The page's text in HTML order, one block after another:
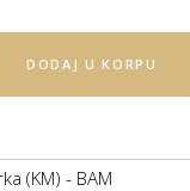
DODAJ U KORPU
(KM) - BAM